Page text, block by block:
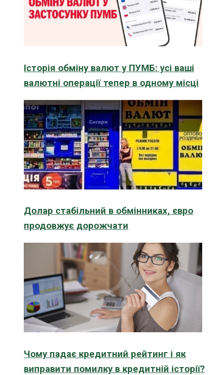
Історія обміну валют у ПУМБ: усі ваші
валютні операції тепер в одному місці
Долар стабільний в обмінниках, євро
продовжує дорожчати
Чому падає кредитний рейтинг і як
виправити помилку в кредитній історії?